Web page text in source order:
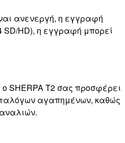
ανενεργή, η εγγραφή
SD/HD), η εγγραφή μπορεί
ο SHERPA T2 σας προσφέρει
αγαπημένων, καθώς